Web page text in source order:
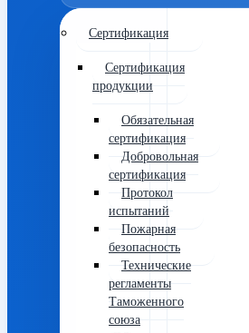
Сертификация
Сертификация
продукции
Обязательная
сертификация
Добровольная
сертификация
Протокол
испытаний
Пожарная
безопасность
Технические
регламенты
Таможенного
союза